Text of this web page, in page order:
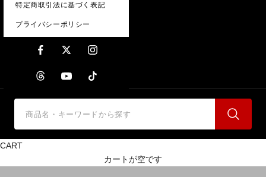
特定商取引法に基づく表記
プライバシーポリシー
CART
カートが空です
HEAD LAMPS-防爆ライト